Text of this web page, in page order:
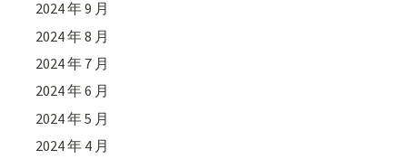
2024 年 9 月
2024 年 8 月
2024 年 7 月
2024 年 6 月
2024 年 5 月
2024 年 4 月